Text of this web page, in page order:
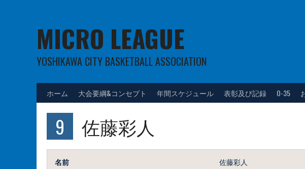
MICRO LEAGUE
YOSHIKAWA CITY BASKETBALL ASSOCIATION
ホーム 大会要綱&コンセプト 年間スケジュール 表彰及び記録 O-35
9 佐藤彩人
名前 佐藤彩人